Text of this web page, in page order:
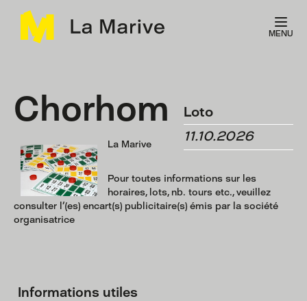
MENU
Loto
11.10.2026
Chorhom
La Marive
Pour toutes informations sur les
horaires, lots, nb. tours etc., veuillez
consulter l'(es) encart(s) publicitaire(s) émis par la société
organisatrice
Informations utiles